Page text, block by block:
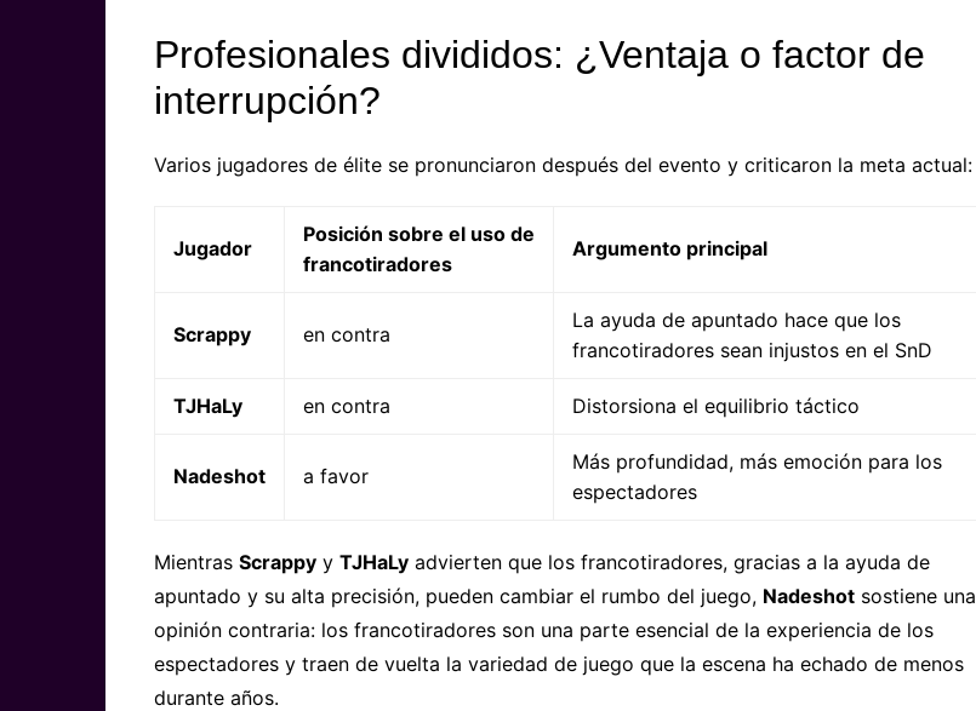
Profesionales divididos: ¿Ventaja o factor de
interrupción?
Varios jugadores de élite se pronunciaron después del evento y criticaron la meta actual:
Jugador
Posición sobre el uso de
francotiradores
Argumento principal
Scrappy en contra
La ayuda de apuntado hace que los
francotiradores sean injustos en el SnD
TJHaLy en contra Distorsiona el equilibrio táctico
Nadeshot a favor
Más profundidad, más emoción para los
espectadores
Mientras Scrappy y TJHaLy advierten que los francotiradores, gracias a la ayuda de
apuntado y su alta precisión, pueden cambiar el rumbo del juego, Nadeshot sostiene una
opinión contraria: los francotiradores son una parte esencial de la experiencia de los
espectadores y traen de vuelta la variedad de juego que la escena ha echado de menos
durante años.